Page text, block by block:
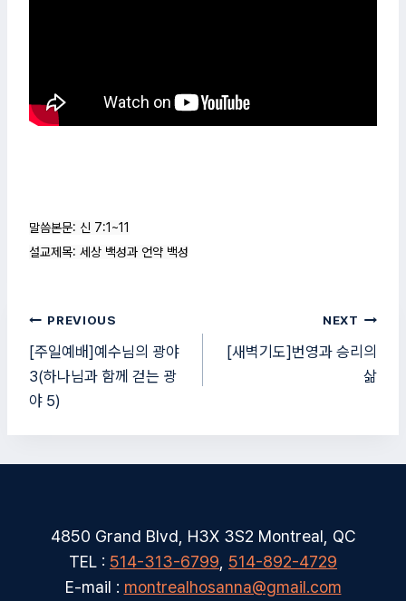
말씀본문: 신 7:1~11
설교제목: 세상 백성과 언약 백성
글
탐
색
PREVIOUS
[주일예배]예수님의 광야
3(하나님과 함께 걷는 광
야 5)
NEXT
[새벽기도]번영과 승리의
삶
4850 Grand Blvd, H3X 3S2 Montreal, QC
TEL : 514-313-6799 514-892-4729
E-mail : montrealhosanna@gmail.com